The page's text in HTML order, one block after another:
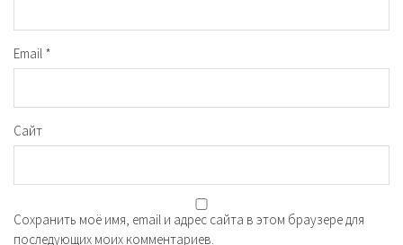
Email *
Сайт
Сохранить моё имя, email и адрес сайта в этом браузере для
последующих моих комментариев.